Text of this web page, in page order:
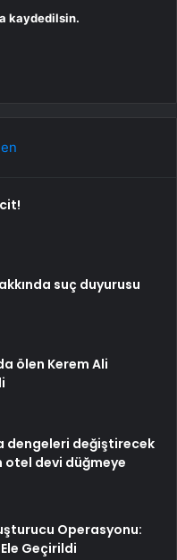
kaydedilsin.
suç duyurusu
ölen Kerem Ali
dengeleri değiştirecek
otel devi düğmeye
Operasyonu:
Geçirildi